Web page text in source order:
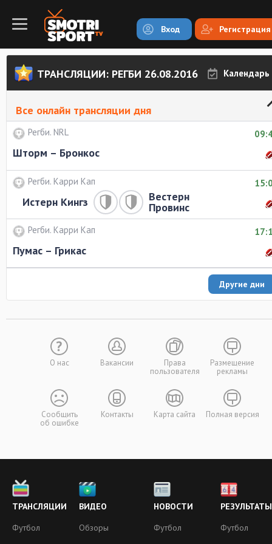
Вход Регистрация
ТРАНСЛЯЦИИ: РЕГБИ 26.08.2016 Календарь
Все онлайн трансляции дня
Регби. NRL
Шторм – Бронкос
Регби. Карри Кап
Истерн Кингз Вестерн
Провинс
Регби. Карри Кап
Пумас – Грикас
Другие дни
О нас Вакансии
Права
пользователя
Размещение
рекламы
Сообщить
об ошибке
Контакты Карта сайта Полная версия
ТРАНСЛЯЦИИ
Футбол
ВИДЕО
Обзоры
НОВОСТИ
Футбол
РЕЗУЛЬТАТЫ
Футбол